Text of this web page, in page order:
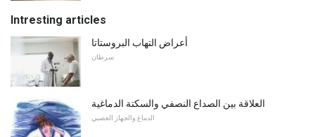
Intresting articles
أعراض التهاب البروستاتا
سرطان
العلاقة بين الصداع النصفي والسكتة الدماغية
الدماغ والجهاز العصبي